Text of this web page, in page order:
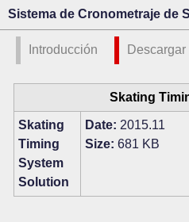
Introducción Descargar
Skating
Skating
Timing
System
Solution
Date: 2015.11
Size: 681 KB